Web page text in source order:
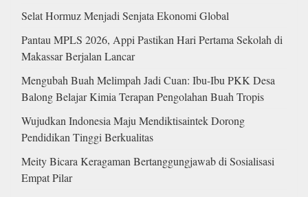
Selat Hormuz Menjadi Senjata Ekonomi Global
Pantau MPLS 2026, Appi Pastikan Hari Pertama Sekolah di
Makassar Berjalan Lancar
Mengubah Buah Melimpah Jadi Cuan: Ibu-Ibu PKK Desa
Balong Belajar Kimia Terapan Pengolahan Buah Tropis
Wujudkan Indonesia Maju Mendiktisaintek Dorong
Pendidikan Tinggi Berkualitas
Meity Bicara Keragaman Bertanggungjawab di Sosialisasi
Empat Pilar